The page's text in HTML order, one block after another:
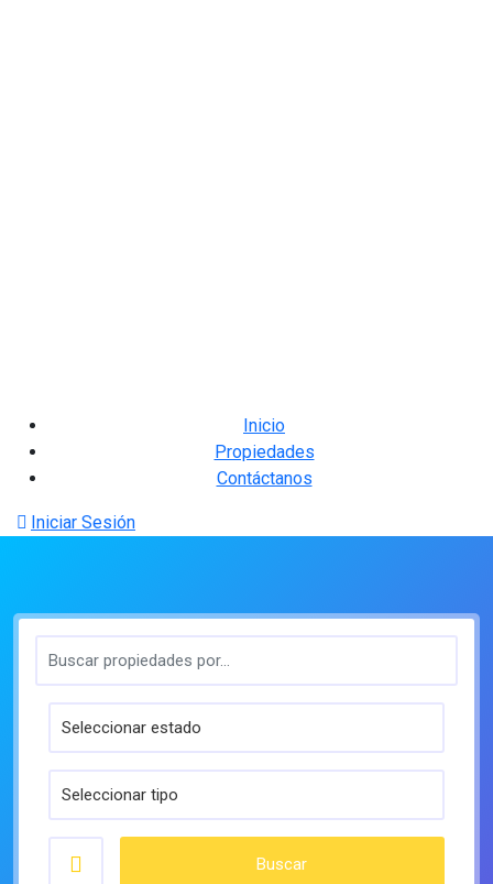
Inicio
Propiedades
Contáctanos
Iniciar Sesión
Buscar